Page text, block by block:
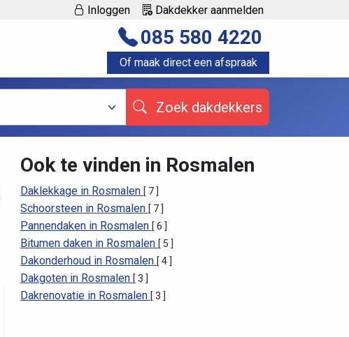
Inloggen Dakdekker aanmelden
085 580 4220
Of maak direct een afspraak
Zoek dakdekkers
Ook te vinden in Rosmalen
Daklekkage in Rosmalen [ 7 ]
Schoorsteen in Rosmalen [ 7 ]
Pannendaken in Rosmalen [ 6 ]
Bitumen daken in Rosmalen [ 5 ]
Dakonderhoud in Rosmalen [ 4 ]
Dakgoten in Rosmalen [ 3 ]
Dakrenovatie in Rosmalen [ 3 ]